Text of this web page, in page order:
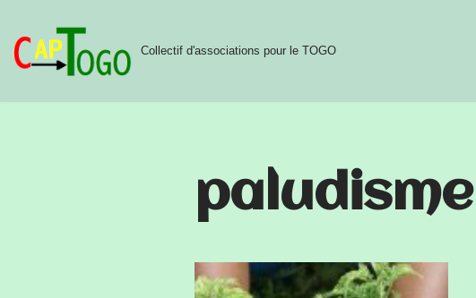
Aller
au
Collectif d'associations pour le TOGO
paludisme